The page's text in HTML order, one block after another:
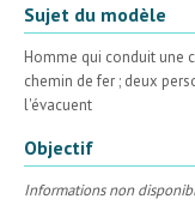
Sujet du modèle
Homme qui conduit une
chemin de fer ; deux
l'évacuent
Objectif
Informations non